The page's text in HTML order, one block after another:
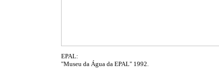
EPAL:
"Museu da Água da EPAL" 1992.